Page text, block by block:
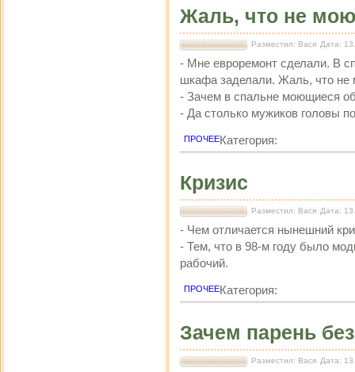
Жаль, что не
Разместил: Вася Дата:
- Мне евроремонт сделали. В
шкафа заделали. Жаль, что
- Зачем в спальне моющиеся
- Да столько мужиков головы
Категория:
ПРОЧЕЕ
Кризис
Разместил: Вася Дата:
- Чем отличается нынешний
- Тем, что в 98-м году было
рабочий.
Категория:
ПРОЧЕЕ
Зачем парень
Разместил: Вася Дата: